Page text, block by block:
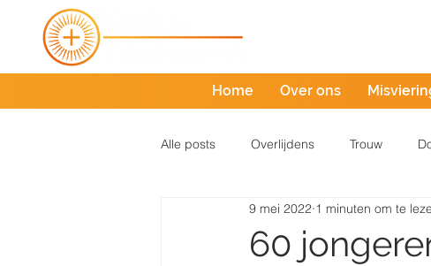
Home Over ons
Alle posts Overlijdens Trouw
60
9 mei 2022 1 minuten om te